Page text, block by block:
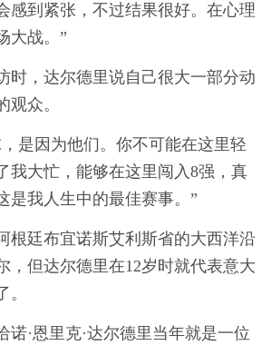
感到紧张，不过结果很好。在心理
大战。”
时，达尔德里说自己很大一部分动
观众。
是因为他们。你不可能在这里轻
我大忙，能够在这里闯入8强，真
是我人生中的最佳赛事。”
根廷布宜诺斯艾利斯省的大西洋沿
，但达尔德里在12岁时就代表意大
诺·恩里克·达尔德里当年就是一位